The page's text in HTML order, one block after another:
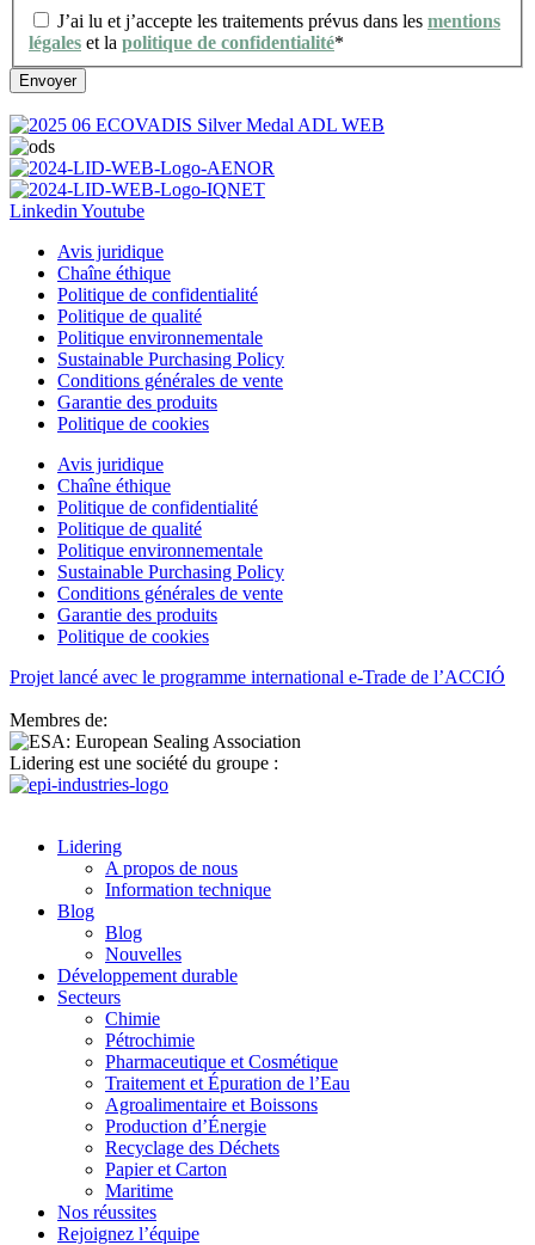
J’ai lu et j’accepte les traitements prévus dans les mentions
légales et la politique de confidentialité*
Linkedin Youtube
Avis juridique
Chaîne éthique
Politique de confidentialité
Politique de qualité
Politique environnementale
Sustainable Purchasing Policy
Conditions générales de vente
Garantie des produits
Politique de cookies
Avis juridique
Chaîne éthique
Politique de confidentialité
Politique de qualité
Politique environnementale
Sustainable Purchasing Policy
Conditions générales de vente
Garantie des produits
Politique de cookies
Projet lancé avec le programme international e-Trade de l’ACCIÓ
Membres de:
Lidering est une société du groupe :
Lidering
A propos de nous
Information technique
Blog
Blog
Nouvelles
Développement durable
Secteurs
Chimie
Pétrochimie
Pharmaceutique et Cosmétique
Traitement et Épuration de l’Eau
Agroalimentaire et Boissons
Production d’Énergie
Recyclage des Déchets
Papier et Carton
Maritime
Nos réussites
Rejoignez l’équipe